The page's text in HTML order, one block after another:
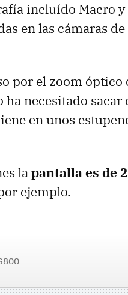
incluído Macro
en las cámaras
por el zoom óptico
necesitado sacar
en unos
lapantalla es de
ejemplo.